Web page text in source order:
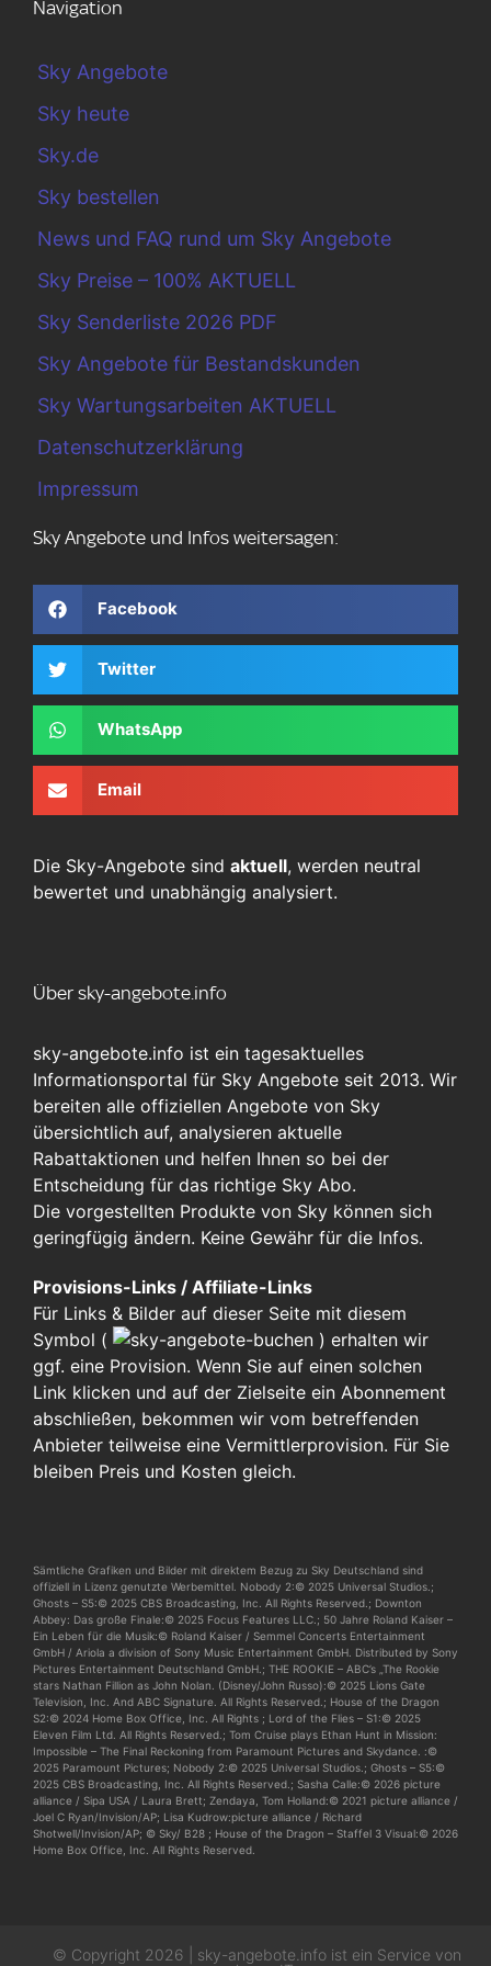
Navigation
Sky Angebote
Sky heute
Sky.de
Sky bestellen
News und FAQ rund um Sky Angebote
Sky Preise – 100% AKTUELL
Sky Senderliste 2026 PDF
Sky Angebote für Bestandskunden
Sky Wartungsarbeiten AKTUELL
Datenschutzerklärung
Impressum
Sky Angebote und Infos weitersagen:
Facebook
Twitter
WhatsApp
Email
Die Sky-Angebote sind aktuell, werden neutral
bewertet und unabhängig analysiert.
Über sky-angebote.info
sky-angebote.info ist ein tagesaktuelles
Informationsportal für Sky Angebote seit 2013. Wir
bereiten alle offiziellen Angebote von Sky
übersichtlich auf, analysieren aktuelle
Rabattaktionen und helfen Ihnen so bei der
Entscheidung für das richtige Sky Abo.
Die vorgestellten Produkte von Sky können sich
geringfügig ändern. Keine Gewähr für die Infos.
Provisions-Links / Affiliate-Links
Für Links & Bilder auf dieser Seite mit diesem
Symbol (
) erhalten wir
ggf. eine Provision. Wenn Sie auf einen solchen
Link klicken und auf der Zielseite ein Abonnement
abschließen, bekommen wir vom betreffenden
Anbieter teilweise eine Vermittlerprovision. Für Sie
bleiben Preis und Kosten gleich.
Sämtliche Grafiken und Bilder mit direktem Bezug zu Sky Deutschland sind
offiziell in Lizenz genutzte Werbemittel. Nobody 2:© 2025 Universal Studios.;
Ghosts – S5:© 2025 CBS Broadcasting, Inc. All Rights Reserved.; Downton
Abbey: Das große Finale:© 2025 Focus Features LLC.; 50 Jahre Roland Kaiser –
Ein Leben für die Musik:© Roland Kaiser / Semmel Concerts Entertainment
GmbH / Ariola a division of Sony Music Entertainment GmbH. Distributed by Sony
Pictures Entertainment Deutschland GmbH.; THE ROOKIE – ABC’s „The Rookie
stars Nathan Fillion as John Nolan. (Disney/John Russo):© 2025 Lions Gate
Television, Inc. And ABC Signature. All Rights Reserved.; House of the Dragon
S2:© 2024 Home Box Office, Inc. All Rights ; Lord of the Flies – S1:© 2025
Eleven Film Ltd. All Rights Reserved.; Tom Cruise plays Ethan Hunt in Mission:
Impossible – The Final Reckoning from Paramount Pictures and Skydance. :©
2025 Paramount Pictures; Nobody 2:© 2025 Universal Studios.; Ghosts – S5:©
2025 CBS Broadcasting, Inc. All Rights Reserved.; Sasha Calle:© 2026 picture
alliance / Sipa USA / Laura Brett; Zendaya, Tom Holland:© 2021 picture alliance /
Joel C Ryan/Invision/AP; Lisa Kudrow:picture alliance / Richard
Shotwell/Invision/AP; © Sky/ B28 ; House of the Dragon – Staffel 3 Visual:© 2026
Home Box Office, Inc. All Rights Reserved.
© Copyright 2026 | sky-angebote.info ist ein Service von